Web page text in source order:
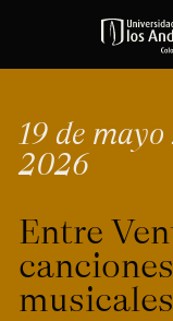
Personas
Espacios
Explora
19 de
2026
Entre
musicales